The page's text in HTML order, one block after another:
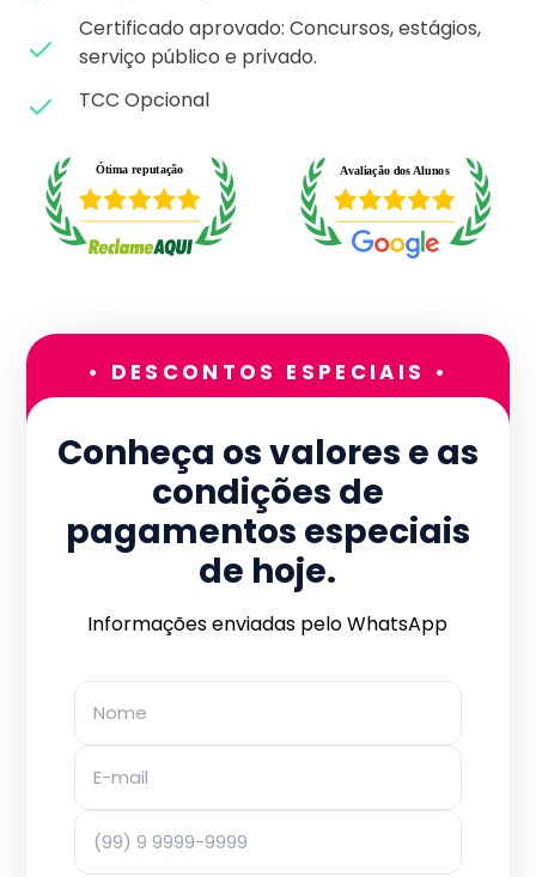
Certificado aprovado: Concursos, estágios,
serviço público e privado.
TCC Opcional
• DESCONTOS ESPECIAIS •
Conheça os valores e as
condições de
pagamentos especiais
de hoje.
Informações enviadas pelo WhatsApp